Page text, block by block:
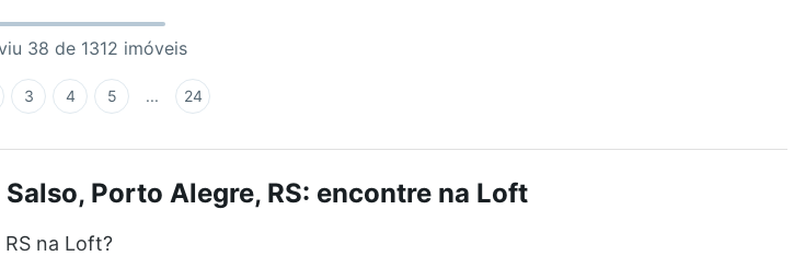
38 de 1312 imóveis
3 4 5 ... 24
Porto Alegre, RS: encontre na Loft
na Loft?